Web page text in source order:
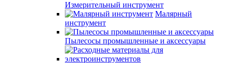
Измерительный инструмент
Малярный
инструмент
Пылесосы промышленные и аксессуары